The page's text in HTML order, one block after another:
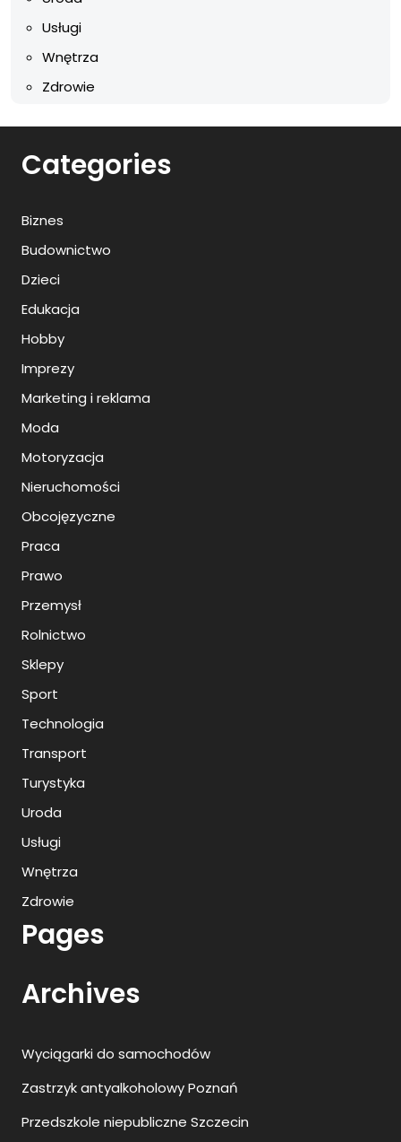
Usługi
Wnętrza
Zdrowie
Categories
Biznes
Budownictwo
Dzieci
Edukacja
Hobby
Imprezy
Marketing i reklama
Moda
Motoryzacja
Nieruchomości
Obcojęzyczne
Praca
Prawo
Przemysł
Rolnictwo
Sklepy
Sport
Technologia
Transport
Turystyka
Uroda
Usługi
Wnętrza
Zdrowie
Pages
Archives
Wyciągarki do samochodów
Zastrzyk antyalkoholowy Poznań
Przedszkole niepubliczne Szczecin